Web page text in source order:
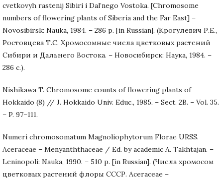
cvetkovyh rastenij Sibiri i Dal’nego Vostoka. [Chromosome
numbers of flowering plants of Siberia and the Far East] –
Novosibirsk: Nauka, 1984. – 286 p. [in Russian]. (Крогулевич Р.Е.,
Ростовцева Т.С. Хромосомные числа цветковых растений
Сибири и Дальнего Востока. – Новосибирск: Наука, 1984. –
286 с.).
Nishikawa T. Chromosome counts of flowering plants of
Hokkaido (8) // J. Hokkaido Univ. Educ., 1985. – Sect. 2B. – Vol. 35.
– P. 97–111.
Numeri chromosomatum Magnoliophytorum Florae URSS.
Aceraceae – Menyanththaceae / Ed. by academic A. Takhtajan. –
Leninopoli: Nauka, 1990. – 510 p. [in Russian]. (Числа хромосом
цветковых растений флоры СССР. Aceraceae –